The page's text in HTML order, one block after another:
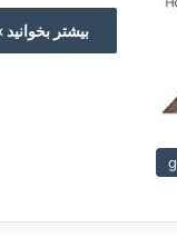
بیشتر بخوانید